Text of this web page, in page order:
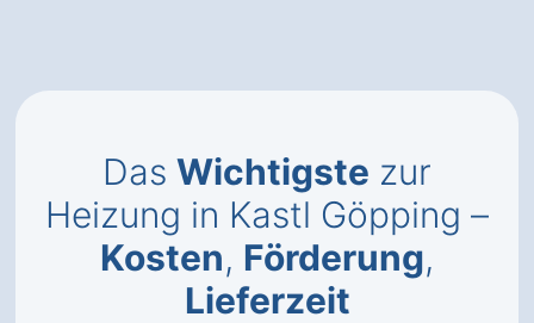
Das Wichtigste zur
Heizung in Kastl Göpping –
Kosten, Förderung,
Lieferzeit